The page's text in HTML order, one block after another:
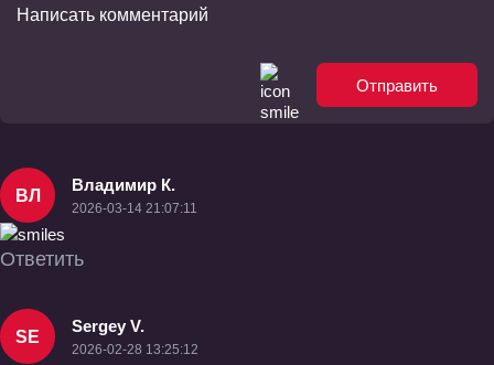
геройской группы»
Отправить
ВЛ
Владимир К.
2026-03-14 21:07:11
Ответить
SE
Sergey V.
2026-02-28 13:25:12